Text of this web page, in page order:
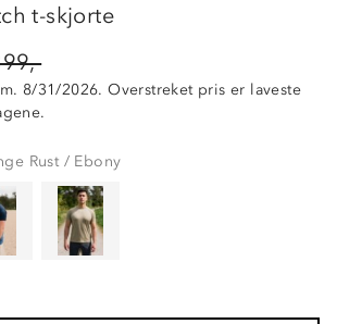
t-skjorte
8/31/2026. Overstreket pris er laveste
Rust / Ebony